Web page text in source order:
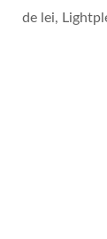
de lei,